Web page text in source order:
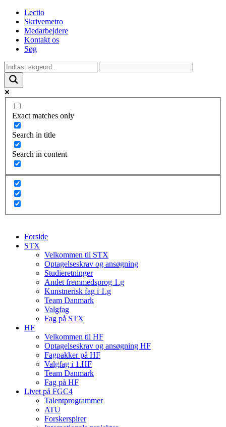
Lectio
Skrivemetro
Medarbejdere
Kontakt os
Søg
Exact matches only
Search in title
Search in content
Forside
STX
Velkommen til STX
Optagelseskrav og ansøgning
Studieretninger
Andet fremmedsprog 1.g
Kunstnerisk fag i 1.g
Team Danmark
Valgfag
Fag på STX
HF
Velkommen til HF
Optagelseskrav og ansøgning HF
Fagpakker på HF
Valgfag i 1.HF
Team Danmark
Fag på HF
Livet på FGC4
Talentprogrammer
ATU
Forskerspirer